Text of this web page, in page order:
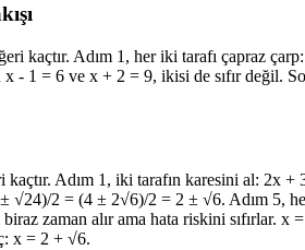
kaçtır. Adım 1, her iki tarafı çapraz
- 1 = 6 ve x + 2 = 9, ikisi de sıfır değil.
Adım 1, iki tarafın karesini al: 2x
√24)/2 = (4 ± 2√6)/2 = 2 ± √6. Adım
zaman alır ama hata riskini
x = 2 + √6.